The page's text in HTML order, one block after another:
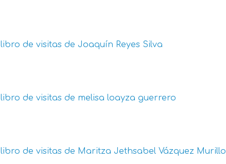
libro de visitas de Joaquín Reyes Silva
libro de visitas de melisa loayza guerrero
libro de visitas de Maritza Jethsabel Vázquez Murillo